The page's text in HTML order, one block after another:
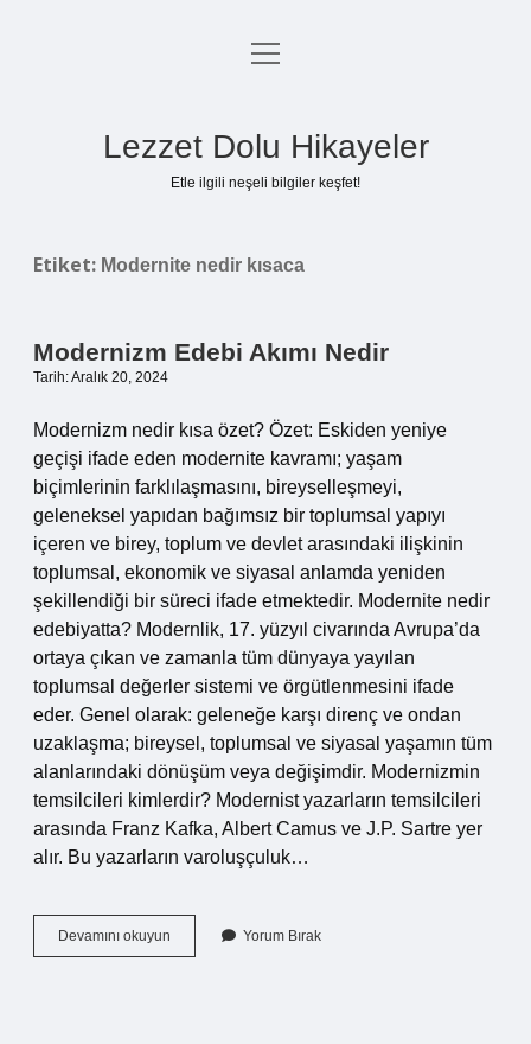
Anasayfa
menüyü
Lezzet Dolu Hikayeler
Etle ilgili neşeli bilgiler keşfet!
Etiket: Modernite nedir kısaca
Modernizm Edebi Akımı Nedir
Tarih: Aralık 20, 2024
Modernizm nedir kısa özet? Özet: Eskiden yeniye
geçişi ifade eden modernite kavramı; yaşam
biçimlerinin farklılaşmasını, bireyselleşmeyi,
geleneksel yapıdan bağımsız bir toplumsal yapıyı
içeren ve birey, toplum ve devlet arasındaki ilişkinin
toplumsal, ekonomik ve siyasal anlamda yeniden
şekillendiği bir süreci ifade etmektedir. Modernite nedir
edebiyatta? Modernlik, 17. yüzyıl civarında Avrupa’da
ortaya çıkan ve zamanla tüm dünyaya yayılan
toplumsal değerler sistemi ve örgütlenmesini ifade
eder. Genel olarak: geleneğe karşı direnç ve ondan
uzaklaşma; bireysel, toplumsal ve siyasal yaşamın tüm
alanlarındaki dönüşüm veya değişimdir. Modernizmin
temsilcileri kimlerdir? Modernist yazarların temsilcileri
arasında Franz Kafka, Albert Camus ve J.P. Sartre yer
alır. Bu yazarların varoluşçuluk…
Devamını okuyun Modernizm
Edebi
Yorum Bırak